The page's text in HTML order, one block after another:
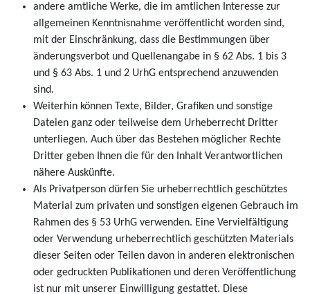
andere amtliche Werke, die im amtlichen Interesse zur
allgemeinen Kenntnisnahme veröffentlicht worden sind,
mit der Einschränkung, dass die Bestimmungen über
änderungsverbot und Quellenangabe in § 62 Abs. 1 bis 3
und § 63 Abs. 1 und 2 UrhG entsprechend anzuwenden
sind.
Weiterhin können Texte, Bilder, Grafiken und sonstige
Dateien ganz oder teilweise dem Urheberrecht Dritter
unterliegen. Auch über das Bestehen möglicher Rechte
Dritter geben Ihnen die für den Inhalt Verantwortlichen
nähere Auskünfte.
Als Privatperson dürfen Sie urheberrechtlich geschütztes
Material zum privaten und sonstigen eigenen Gebrauch im
Rahmen des § 53 UrhG verwenden. Eine Vervielfältigung
oder Verwendung urheberrechtlich geschützten Materials
dieser Seiten oder Teilen davon in anderen elektronischen
oder gedruckten Publikationen und deren Veröffentlichung
ist nur mit unserer Einwilligung gestattet. Diese